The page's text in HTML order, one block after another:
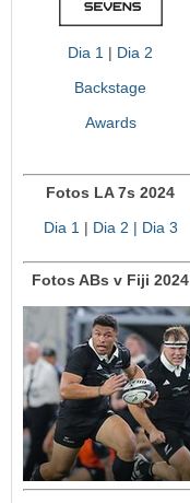
Dia 1 | Dia 2
Backstage
Awards
Fotos LA 7s 2024
Dia 1 | Dia 2 | Dia 3
Fotos ABs v Fiji 2024